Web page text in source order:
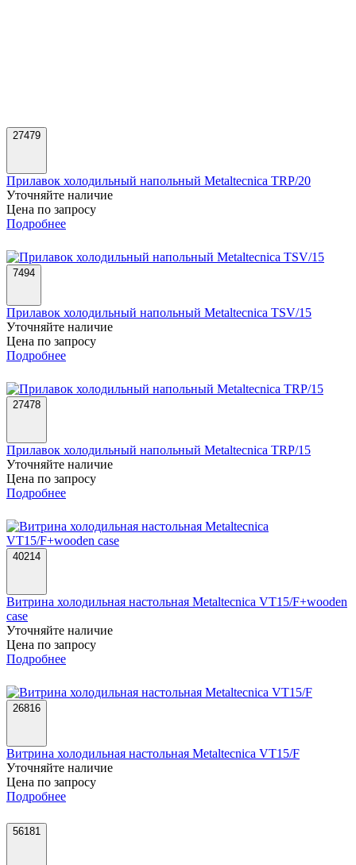
27479
Прилавок холодильный напольный Metaltecnica TRP/20
Уточняйте наличие
Цена по запросу
Подробнее
7494
Прилавок холодильный напольный Metaltecnica TSV/15
Уточняйте наличие
Цена по запросу
Подробнее
27478
Прилавок холодильный напольный Metaltecnica TRP/15
Уточняйте наличие
Цена по запросу
Подробнее
40214
Витрина холодильная настольная Metaltecnica VT15/F+wooden
case
Уточняйте наличие
Цена по запросу
Подробнее
26816
Витрина холодильная настольная Metaltecnica VT15/F
Уточняйте наличие
Цена по запросу
Подробнее
56181